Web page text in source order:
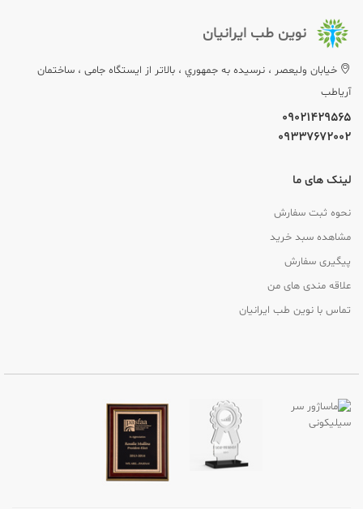
نوین طب ایرانیان
خيابان وليعصر ، نرسيده به جمهوري ، بالاتر از ایستگاه جامی ، ساختمان
آریاطب
09021429565
09337672002
لینک های ما
نحوه ثبت سفارش
مشاهده سبد خرید
پیگیری سفارش
علاقه مندی های من
تماس با نوین طب ایرانیان